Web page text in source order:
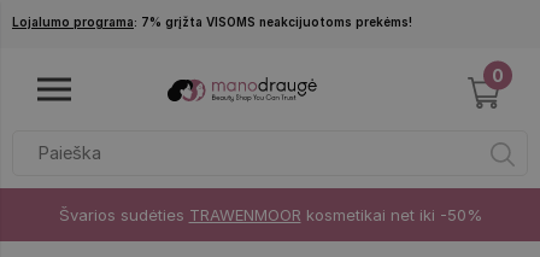
Pereiti į pagrindinį turinį
Lojalumo programa: 7% grįžta VISOMS neakcijuotoms prekėms!
0
Švarios sudėties TRAWENMOOR kosmetikai net iki -50%